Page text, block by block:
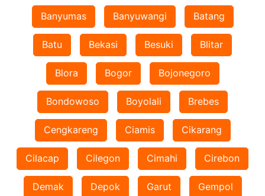
Banyumas Banyuwangi Batang
Batu Bekasi Besuki Blitar
Blora Bogor Bojonegoro
Bondowoso Boyolali Brebes
Cengkareng Ciamis Cikarang
Cilacap Cilegon Cimahi Cirebon
Demak Depok Garut Gempol